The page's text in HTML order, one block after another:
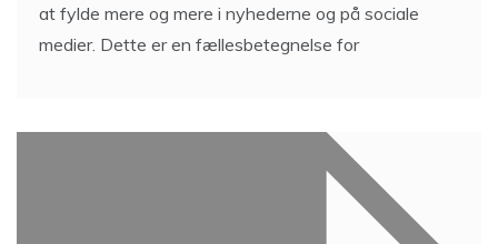
at fylde mere og mere i nyhederne og på sociale
medier. Dette er en fællesbetegnelse for